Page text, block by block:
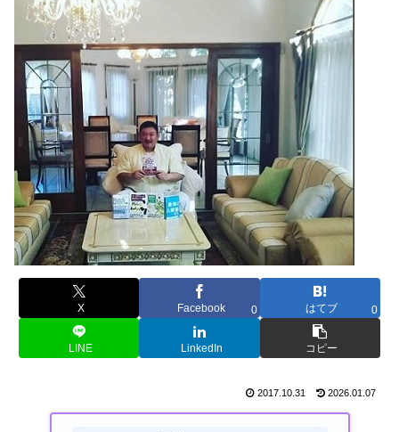
X Facebook 0 はてブ 0
LINE LinkedIn コピー
2017.10.31 2026.01.07